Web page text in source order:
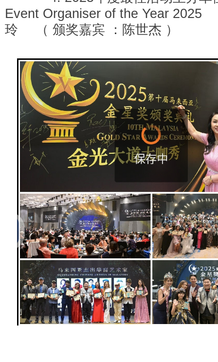
Event Organiser of the Year 2025
玲 （ 颁奖嘉宾 ：陈世杰 ）